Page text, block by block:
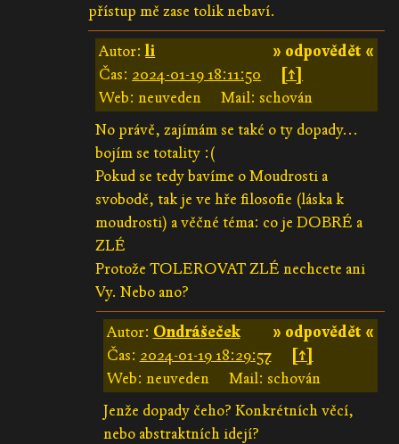
přístup mě zase tolik nebaví.
» odpovědět «
Autor:li
Čas: 2024-01-19 18:11:50
[↑]
Web: neuveden
Mail: schován
No právě, zajímám se také o ty dopady...
bojím se totality :(
Pokud se tedy bavíme o Moudrosti a
svobodě, tak je ve hře filosofie (láska k
moudrosti) a věčné téma: co je DOBRÉ a
ZLÉ
Protože TOLEROVAT ZLÉ nechcete ani
Vy. Nebo ano?
» odpovědět «
Autor: Ondrášeček
Čas: 2024-01-19 18:29:57
[↑]
Web: neuveden
Mail: schován
Jenže dopady čeho? Konkrétních věcí,
nebo abstraktních idejí?